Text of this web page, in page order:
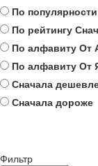
По популярности
По рейтингу
По алфавиту От
По алфавиту От
Сначала
Сначала дороже
Фильтр